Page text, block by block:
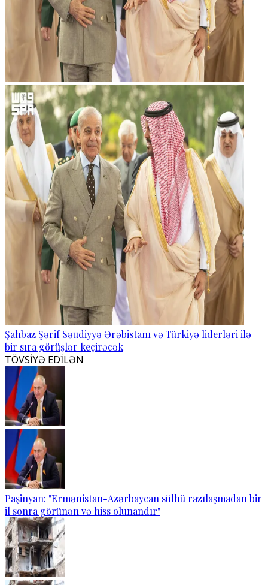
Şahbaz Şərif Səudiyyə Ərəbistanı və Türkiyə liderləri ilə
bir sıra görüşlər keçirəcək
TÖVSİYƏ EDİLƏN
Paşinyan: "Ermənistan-Azərbaycan sülhü razılaşmadan bir
il sonra görünən və hiss olunandır"